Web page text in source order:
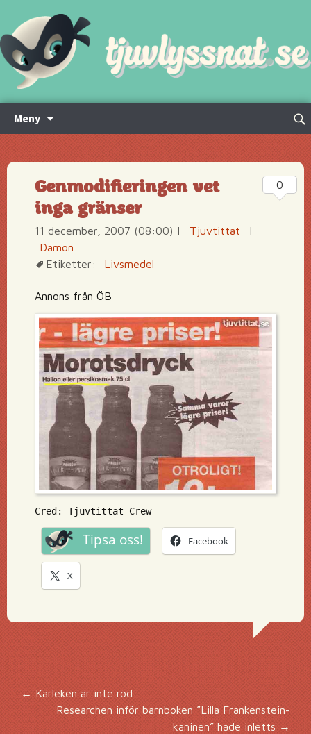
Meny
innehåll
Sök
Genmodifieringen vet
inga gränser
11 december, 2007 (08:00) | Tjuvtittat
|
Damon
Etiketter:
Livsmedel
Annons från ÖB
Cred: Tjuvtittat Crew
Tipsa oss! Facebook
X
0
Inläggsnavigering
←Kärleken är inte röd
Researchen inför barnboken ”Lilla Frankenstein-
kaninen” hade inletts →